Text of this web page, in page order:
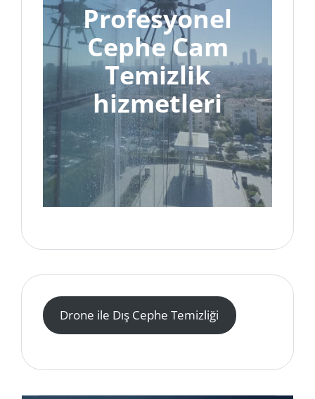
Profesyonel
Cephe Cam
Temizlik
hizmetleri
Drone ile Dış Cephe Temizliği